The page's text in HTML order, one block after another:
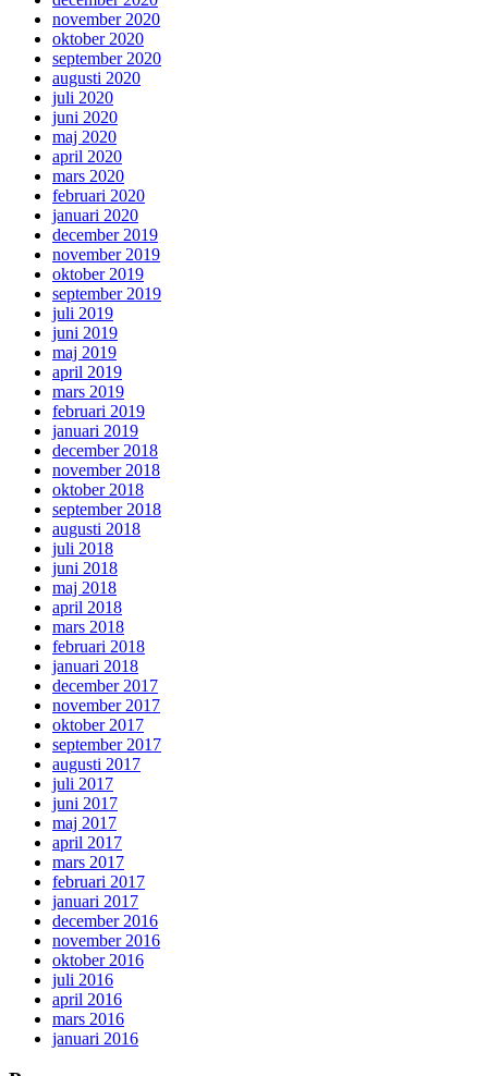
november 2020
oktober 2020
september 2020
augusti 2020
juli 2020
juni 2020
maj 2020
april 2020
mars 2020
februari 2020
januari 2020
december 2019
november 2019
oktober 2019
september 2019
juli 2019
juni 2019
maj 2019
april 2019
mars 2019
februari 2019
januari 2019
december 2018
november 2018
oktober 2018
september 2018
augusti 2018
juli 2018
juni 2018
maj 2018
april 2018
mars 2018
februari 2018
januari 2018
december 2017
november 2017
oktober 2017
september 2017
augusti 2017
juli 2017
juni 2017
maj 2017
april 2017
mars 2017
februari 2017
januari 2017
december 2016
november 2016
oktober 2016
juli 2016
april 2016
mars 2016
januari 2016